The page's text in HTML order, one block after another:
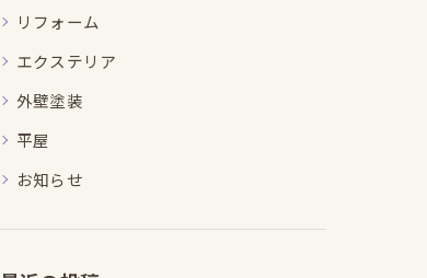
リフォーム
エクステリア
外壁塗装
平屋
お知らせ